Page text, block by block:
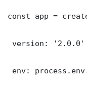
const app =
version: '2.0.0'
env: